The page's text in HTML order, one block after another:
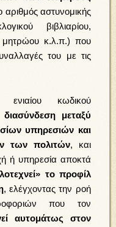
αριθμός αστυνομικής
βιβλιαρίου,
μητρώου κ.λ.π.) που
του με τις
κωδικού
διασύνδεση μεταξύ
υπηρεσιών και
των πολιτών, και
ή υπηρεσία αποκτά
το προφίλ
, ελέγχοντας την ροή
που τον
αυτομάτως στον